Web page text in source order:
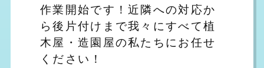
作業開始です！近隣への対応か
ら後片付けまで我々にすべて植
木屋・造園屋の私たちにお任せ
ください！